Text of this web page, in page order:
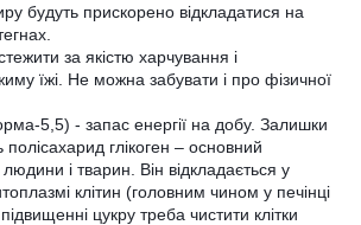
будуть прискорено відкладатися на
за якістю харчування і
їжі. Не можна забувати і про фізичної
5,5) - запас енергії на добу. Залишки
глікоген – основний
і тварин. Він відкладається у
клітин (головним чином у печінці
цукру треба чистити клітки